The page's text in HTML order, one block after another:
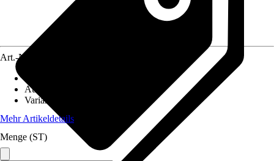
Art.-Nr.
Ausführung
Variante
Mehr Artikeldetails
Menge (ST)